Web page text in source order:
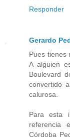
Responder
Gerardo
Pues tienes
A alguien
Boulevard
convertido
calurosa.
Para esta
referencia
Córdoba